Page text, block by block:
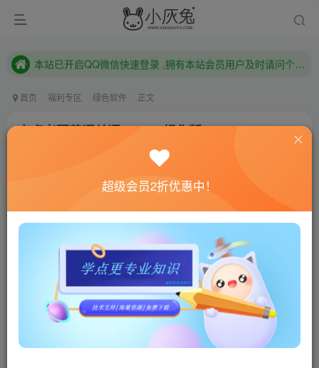
本站已开启QQ微信快速登录 ,拥有本站会员用户及时请问个人中心绑定！
本站已开启QQ微信快速登录 ,拥有本站会员用户及时请问个人中心绑定！
首页 福利专区 绿色软件 正文
安卓考研英语单词v12.4.5绿化版
联网教程： 内附教程
单机教程： 内附教程
不懂的话联系客服！！！
考研英语单词APP是一款精心设计的、使用方便、体积
小巧的记单词APP，通过真人语音、单词测试、拼写测试、
阅读、真题等结合的方式，帮助您轻松背单词，轻松学习英
超级会员2折优惠中！